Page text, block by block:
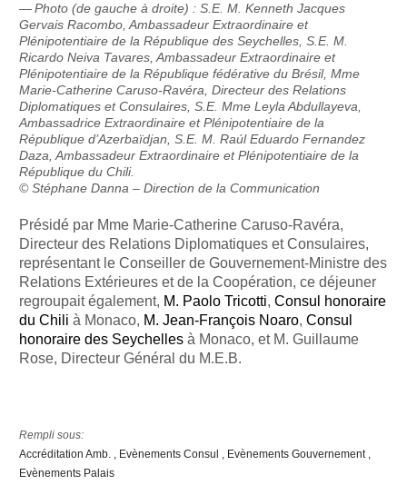
Photo (de gauche à droite) : S.E. M. Kenneth Jacques
Gervais Racombo, Ambassadeur Extraordinaire et
Plénipotentiaire de la République des Seychelles, S.E. M.
Ricardo Neiva Tavares, Ambassadeur Extraordinaire et
Plénipotentiaire de la République fédérative du Brésil, Mme
Marie-Catherine Caruso-Ravéra, Directeur des Relations
Diplomatiques et Consulaires, S.E. Mme Leyla Abdullayeva,
Ambassadrice Extraordinaire et Plénipotentiaire de la
République d’Azerbaïdjan, S.E. M. Raúl Eduardo Fernandez
Daza, Ambassadeur Extraordinaire et Plénipotentiaire de la
République du Chili.
© Stéphane Danna – Direction de la Communication
Présidé par Mme Marie-Catherine Caruso-Ravéra,
Directeur des Relations Diplomatiques et Consulaires,
représentant le Conseiller de Gouvernement-Ministre des
Relations Extérieures et de la Coopération, ce déjeuner
regroupait également, M. Paolo Tricotti,Consul honoraire
du Chili à Monaco, M. Jean-François Noaro,Consul
honoraire des Seychelles à Monaco, et M. Guillaume
Rose, Directeur Général du M.E.B.
Rempli sous:
Accréditation Amb.
Evènements Consul
Evènements Gouvernement
Evènements Palais